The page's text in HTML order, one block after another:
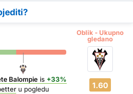
Oblik - Ukupno
gledano
Balompie is +33%
u pogledu
1.60